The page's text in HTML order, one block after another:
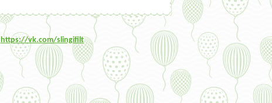
https://vk.com/slingifilt